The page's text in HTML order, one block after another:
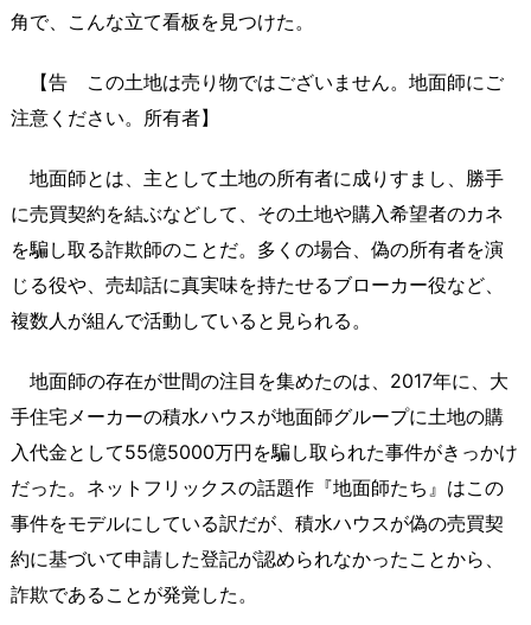
角で、こんな立て看板を見つけた。
【告 この土地は売り物ではございません。地面師にご
注意ください。所有者】
地面師とは、主として土地の所有者に成りすまし、勝手
に売買契約を結ぶなどして、その土地や購入希望者のカネ
を騙し取る詐欺師のことだ。多くの場合、偽の所有者を演
じる役や、売却話に真実味を持たせるブローカー役など、
複数人が組んで活動していると見られる。
地面師の存在が世間の注目を集めたのは、2017年に、大
手住宅メーカーの積水ハウスが地面師グループに土地の購
入代金として55億5000万円を騙し取られた事件がきっかけ
だった。ネットフリックスの話題作『地面師たち』はこの
事件をモデルにしている訳だが、積水ハウスが偽の売買契
約に基づいて申請した登記が認められなかったことから、
詐欺であることが発覚した。